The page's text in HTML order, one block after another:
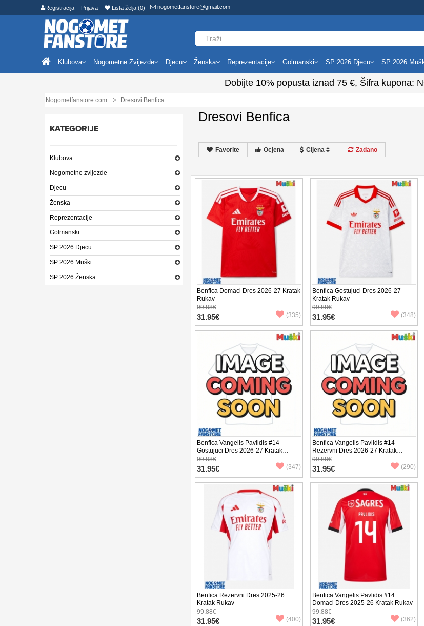
Registracija Prijava Lista želja (0) nogometfanstore@gmail.com
Klubova Nogometne Zvijezde Djecu Ženska Reprezentacije Golmanski SP 2026 Djecu SP 2026
Dobijte 10% popusta iznad 75 €, Šifra kupona:
Nogometfanstore.com Dresovi Benfica
KATEGORIJE
Klubova
Nogometne zvijezde
Djecu
Ženska
Reprezentacije
Golmanski
SP 2026 Djecu
SP 2026 Muški
SP 2026 Ženska
Dresovi Benfica
Favorite Ocjena Cijena Zadano
Benfica Domaci Dres 2026-27 Kratak
Rukav
99.88€
31.95€ (335)
Benfica Gostujuci Dres 2026-27
Kratak Rukav
99.88€
31.95€ (348)
Benfica Vangelis Pavlidis #14
Gostujuci Dres 2026-27 Kratak
Rukav
99.88€
31.95€ (347)
Benfica Vangelis Pavlidis #14
Rezervni Dres 2026-27 Kratak
Rukav
99.88€
31.95€ (290)
Benfica Rezervni Dres 2025-26
Kratak Rukav
99.88€
31.95€ (400)
Benfica Vangelis Pavlidis #14
Domaci Dres 2025-26 Kratak Rukav
99.88€
31.95€ (362)